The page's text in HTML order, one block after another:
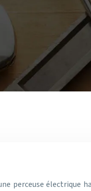
perceuse électrique